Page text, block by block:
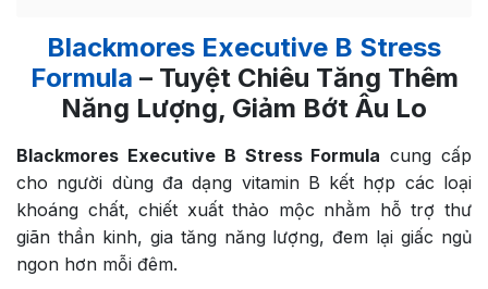
Blackmores Executive B Stress
Formula – Tuyệt Chiêu Tăng Thêm
Năng Lượng, Giảm Bớt Âu Lo
Blackmores Executive B Stress Formula cung cấp
cho người dùng đa dạng vitamin B kết hợp các loại
khoáng chất, chiết xuất thảo mộc nhằm hỗ trợ thư
giãn thần kinh, gia tăng năng lượng, đem lại giấc ngủ
ngon hơn mỗi đêm.